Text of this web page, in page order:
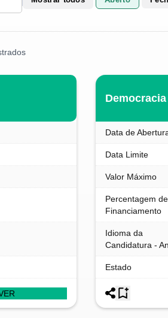
Data de
Data Limite
Valor Máximo
Percentagem de
Financiamento
Idioma da
Candidatura -
Estado